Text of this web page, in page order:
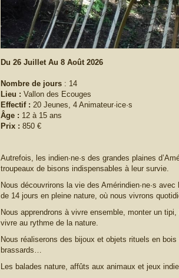
Du 26 Juillet Au 8 Août 2026
Nombre de jours: 14
Lieu : Vallon des Ecouges
Effectif : 20 Jeunes, 4 Animateur·ice·s
Âge : 12 à 15 ans
Prix : 850 €
Autrefois, les indien·ne·s des grandes plaines
troupeaux de bisons indispensables à leur survie.
Nous découvrirons la vie des Amérindien·ne·s
de 14 jours en pleine nature, où nous vivrons
Nous apprendrons à vivre ensemble, monter un
vivre au rythme de la nature.
Nous réaliserons des bijoux et objets rituels en
brassards…
Les balades nature, affûts aux animaux et jeux